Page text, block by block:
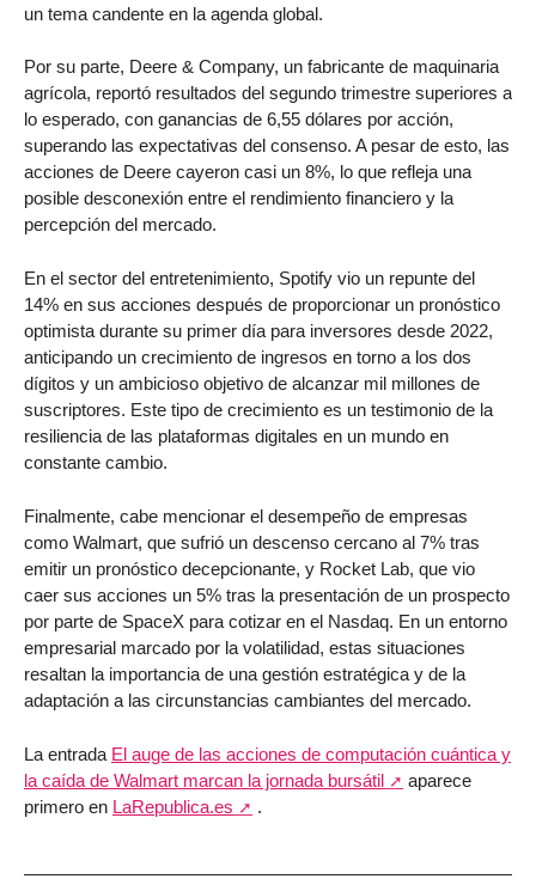
un tema candente en la agenda global.
Por su parte, Deere & Company, un fabricante de maquinaria
agrícola, reportó resultados del segundo trimestre superiores a
lo esperado, con ganancias de 6,55 dólares por acción,
superando las expectativas del consenso. A pesar de esto, las
acciones de Deere cayeron casi un 8%, lo que refleja una
posible desconexión entre el rendimiento financiero y la
percepción del mercado.
En el sector del entretenimiento, Spotify vio un repunte del
14% en sus acciones después de proporcionar un pronóstico
optimista durante su primer día para inversores desde 2022,
anticipando un crecimiento de ingresos en torno a los dos
dígitos y un ambicioso objetivo de alcanzar mil millones de
suscriptores. Este tipo de crecimiento es un testimonio de la
resiliencia de las plataformas digitales en un mundo en
constante cambio.
Finalmente, cabe mencionar el desempeño de empresas
como Walmart, que sufrió un descenso cercano al 7% tras
emitir un pronóstico decepcionante, y Rocket Lab, que vio
caer sus acciones un 5% tras la presentación de un prospecto
por parte de SpaceX para cotizar en el Nasdaq. En un entorno
empresarial marcado por la volatilidad, estas situaciones
resaltan la importancia de una gestión estratégica y de la
adaptación a las circunstancias cambiantes del mercado.
La entrada El auge de las acciones de computación cuántica y
la caída de Walmart marcan la jornada bursátil
aparece
primero en LaRepublica.es .